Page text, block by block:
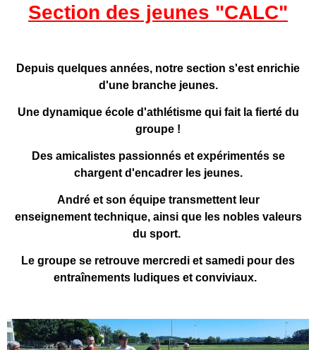
Section des jeunes "CALC"
Depuis quelques années, notre section s'est enrichie
d'une branche jeunes.
Une dynamique école d'athlétisme qui fait la fierté du
groupe !
Des amicalistes passionnés et expérimentés se
chargent d'encadrer les jeunes.
André et son équipe transmettent leur
enseignement technique, ainsi que les nobles valeurs
du sport.
Le groupe se retrouve mercredi et samedi pour des
entraînements ludiques et conviviaux.